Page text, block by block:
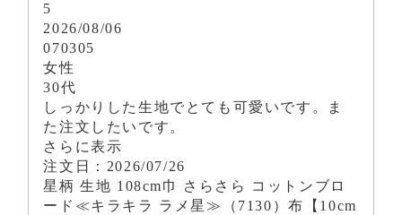
5
2026/08/06
070305
女性
30代
しっかりした生地でとても可愛いです。ま
た注文したいです。
さらに表示
注文日：2026/07/26
星柄 生地 108cm巾 さらさら コットンブロ
ード≪キラキラ ラメ星≫（7130）布【10cm